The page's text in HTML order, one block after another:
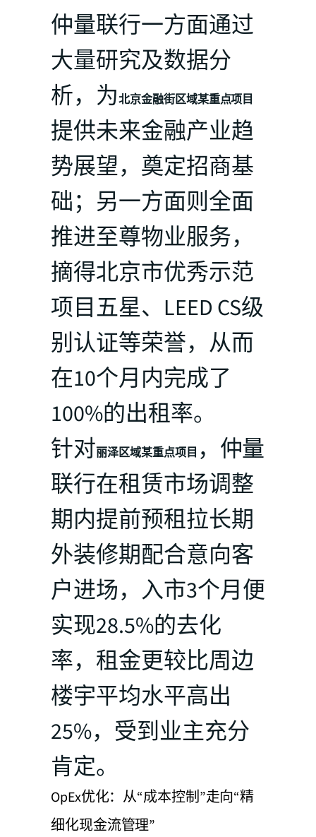
仲量联行一方面通过
大量研究及数据分
析，为北京金融街区域某重点项目
提供未来金融产业趋
势展望，奠定招商基
础；另一方面则全面
推进至尊物业服务，
摘得北京市优秀示范
项目五星、LEED CS级
别认证等荣誉，从而
在10个月内完成了
100%的出租率。
针对丽泽区域某重点项目 ，仲量
联行在租赁市场调整
期内提前预租拉长期
外装修期配合意向客
户进场，入市3个月便
实现28.5%的去化
率，租金更较比周边
楼宇平均水平高出
25%，受到业主充分
肯定。
OpEx优化：从“成本控制”走向“精
细化现金流管理”